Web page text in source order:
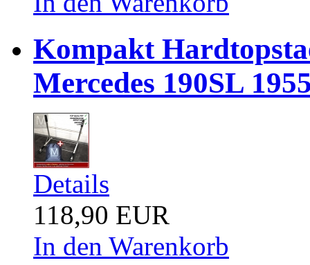
Kompakt
Mercedes 190SL
Details
118,90 EUR
In den Warenkorb